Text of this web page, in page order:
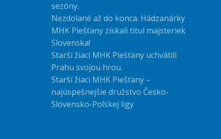
sezóny.
Nezdolané až do konca. Hádzanárky
MHK Piešťany získali titul majsteriek
Slovenska!
Starší žiaci MHK Piešťany uchvátili
Prahu svojou hrou.
Starší žiaci MHK Piešťany –
najúspešnejšie družstvo Česko-
Slovensko-Poľskej ligy